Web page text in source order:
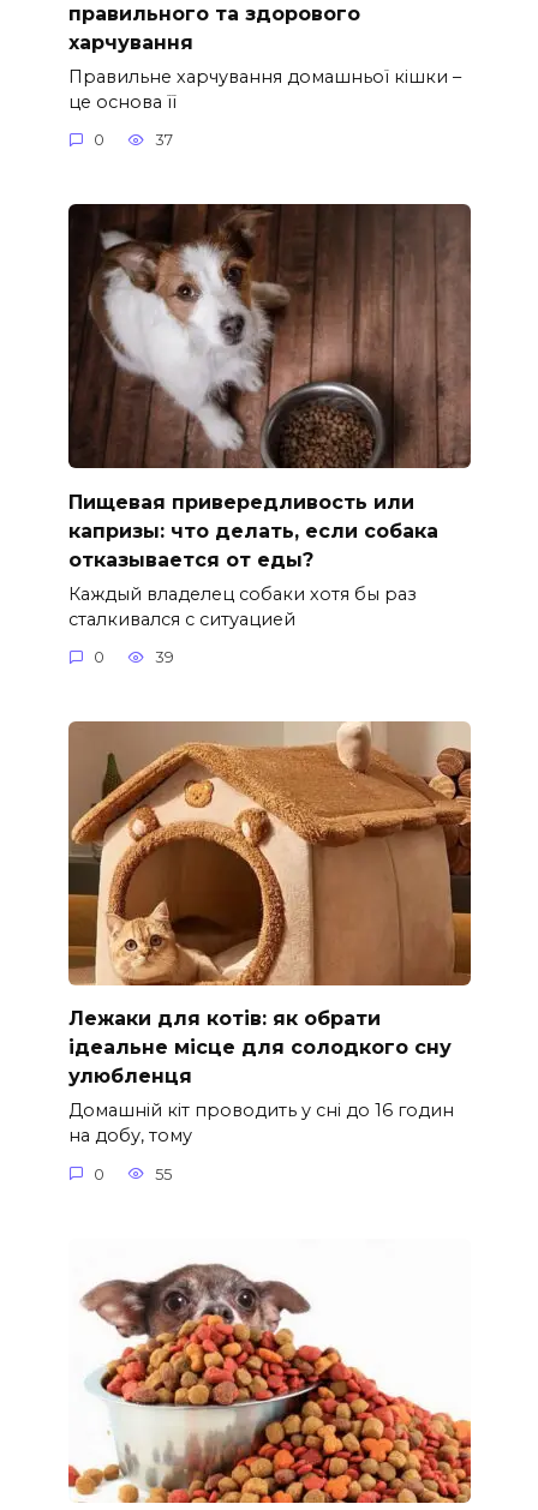
правильного та здорового
харчування
Правильне харчування домашньої кішки –
це основа її
0 37
Пищевая привередливость или
капризы: что делать, если собака
отказывается от еды?
Каждый владелец собаки хотя бы раз
сталкивался с ситуацией
0 39
Лежаки для котів: як обрати
ідеальне місце для солодкого сну
улюбленця
Домашній кіт проводить у сні до 16 годин
на добу, тому
0 55